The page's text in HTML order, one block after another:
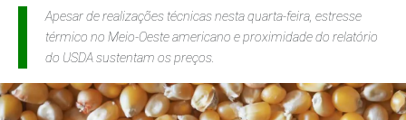
Apesar de realizações técnicas nesta quarta-feira, estresse
térmico no Meio-Oeste americano e proximidade do relatório
do USDA sustentam os preços.